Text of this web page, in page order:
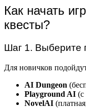
Как начать
квесты?
Шаг 1. Выберите
Для новичков
AI Dungeon
Playground AI
NovelAI